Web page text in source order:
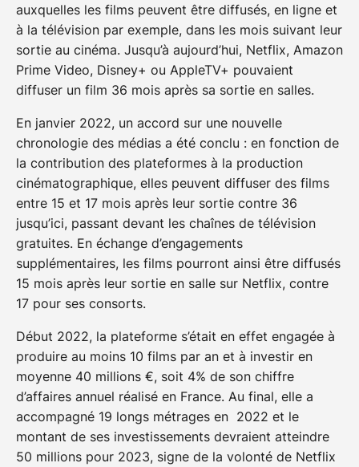
auxquelles les films peuvent être diffusés, en ligne et
à la télévision par exemple, dans les mois suivant leur
sortie au cinéma. Jusqu’à aujourd’hui, Netflix, Amazon
Prime Video, Disney+ ou AppleTV+ pouvaient
diffuser un film 36 mois après sa sortie en salles.
En janvier 2022, un accord sur une nouvelle
chronologie des médias a été conclu : en fonction de
la contribution des plateformes à la production
cinématographique, elles peuvent diffuser des films
entre 15 et 17 mois après leur sortie contre 36
jusqu’ici, passant devant les chaînes de télévision
gratuites. En échange d’engagements
supplémentaires, les films pourront ainsi être diffusés
15 mois après leur sortie en salle sur Netflix, contre
17 pour ses consorts.
Début 2022, la plateforme s’était en effet engagée à
produire au moins 10 films par an et à investir en
moyenne 40 millions €, soit 4% de son chiffre
d’affaires annuel réalisé en France. Au final, elle a
accompagné 19 longs métrages en 2022 et le
montant de ses investissements devraient atteindre
50 millions pour 2023, signe de la volonté de Netflix